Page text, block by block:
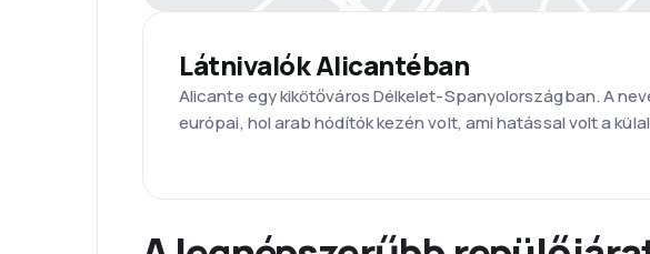
Látnivalók Alicantéban
Alicante egy kikötőváros Délkelet-Spanyolországban. A
európai, hol arab hódítók kezén volt, ami hatással volt a